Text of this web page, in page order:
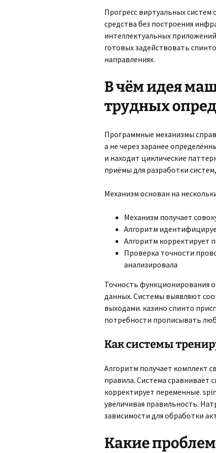
Прогресс виртуальных систем
средства без построения
интеллектуальных
готовых задействовать
направлениях.
В чём идея
трудных
Программные механизмы
а не через заранее
и находит циклические
приёмы для разработки
Механизм основан на
Механизм получает
Алгоритм
Алгоритм корректирует
Проверка точности
анализировала
Точность функционирования
данных. Системы выявляют
выходами. казино спинто
потребности прописывать
Как системы
Алгоритм получает комплект
правила. Система сравнивает
корректирует переменные.
увеличивая правильность.
зависимости для обработки
Какие